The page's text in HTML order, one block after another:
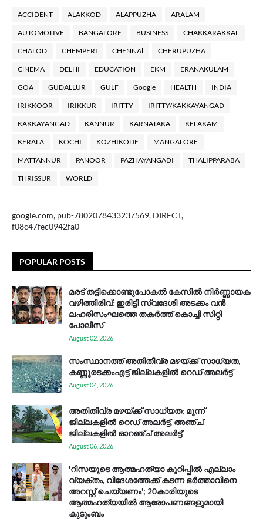
ACCIDENT ALAKKOD ALAPPUZHA ARALAM
AUTOMOTIVE BANGALORE BUSINESS CHAKKARAKKAL
CHALOD CHEMPERI CHENNAl CHERUPUZHA
ClNEMA DELHI EDUCATION EKM ERANAKULAM
GOA GUDALLUR GULF Google HEALTH INDIA
IRIKKOOR IRIKKUR IRITTY IRITTY/KAKKAYANGAD
KAKKAYANGAD KANNUR KARNATAKA KELAKAM
KERALA KOCHI KOZHIKODE MANGALORE
MATTANNUR PANOOR PAZHAYANGADI THALIPPARABA
THRISSUR WORLD
google.com, pub-7802078433237569, DIRECT,
f08c47fec0942fa0
POPULAR POSTS
മരട് തട്ടിക്കൊണ്ടുപോകൽ കേസിൽ നിർണ്ണായക
വഴിത്തിരിവ്: ഇരിട്ടി സ്വദേശി അടക്കം വൻ
ലഹരിസംഘത്തെ തകർത്ത് കൊച്ചി സിറ്റി
പോലീസ്
August 02, 2026
സം​സ്ഥാ​ന​ത്ത് അ​തി​തീ​വ്ര മ​ഴ​യ്ക്ക് സാ​ധ്യ​ത,
കണ്ണൂരടക്കംഎ​ട്ട് ജി​ല്ല​ക​ളി​ൽ റെ​ഡ് അ​ലർ​ട്ട്
August 04, 2026
അതിതീവ്ര മഴയ്ക്ക് സാധ്യത; മൂന്ന്
ജില്ലകളിൽ റെഡ് അലർട്ട്, അഞ്ച്
ജില്ലകളിൽ ഓറഞ്ച് അലർട്ട്
August 06, 2026
'റിസയുടെ ആത്മഹത്യാ കുറിപ്പിൽ എല്ലാം
വ്യക്തം, വിദേശത്തേക്ക് കടന്ന ഭർത്താവിനെ
അറസ്റ്റ് ചെയ്യണം'; 20കാരിയുടെ
ആത്മഹത്യയിൽ ആരോപണങ്ങളുമായി
കുടുംബം